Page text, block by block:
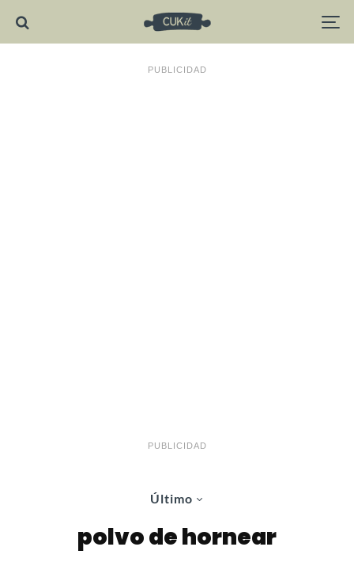
PUBLICIDAD
PUBLICIDAD
Último
polvo de hornear